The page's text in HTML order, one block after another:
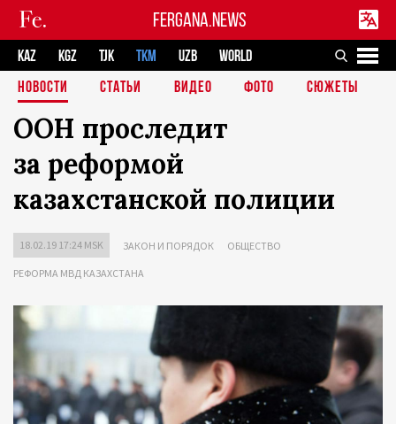
FERGANA.NEWS
KAZ KGZ TJK TKM UZB
WORLD
НОВОСТИ
СТАТЬИ ВИДЕО ФОТО СЮЖЕТЫ
ООН проследит
за реформой
казахстанской полиции
18.02.19 17:24 MSK ЗАКОН И ПОРЯДОК ОБЩЕСТВО
РЕФОРМА МВД КАЗАХСТАНА